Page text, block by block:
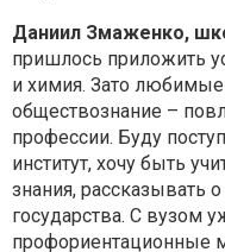
Даниил Змаженко,
пришлось приложить
и химия. Зато
обществознание –
профессии. Буду
институт, хочу быть
знания, рассказывать
государства. С вузом
профориентационные